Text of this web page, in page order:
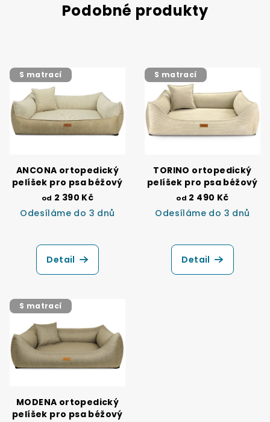
Podobné produkty
S matrací
ANCONA ortopedický
pelíšek pro psa béžový
od 2 390 Kč
Odesíláme do 3 dnů
Detail
S matrací
TORINO ortopedický
pelíšek pro psa béžový
od 2 490 Kč
Odesíláme do 3 dnů
hodnocení
produktu
Detail
S matrací
MODENA ortopedický
pelíšek pro psa béžový